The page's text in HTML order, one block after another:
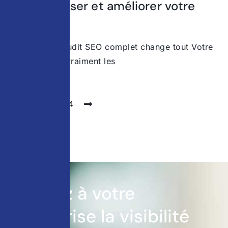
pour analyser et améliorer votre
Pourquoi un audit SEO complet change tout Votre
site attire-t-il vraiment les
4
Donnez à votre
entreprise la visibilité